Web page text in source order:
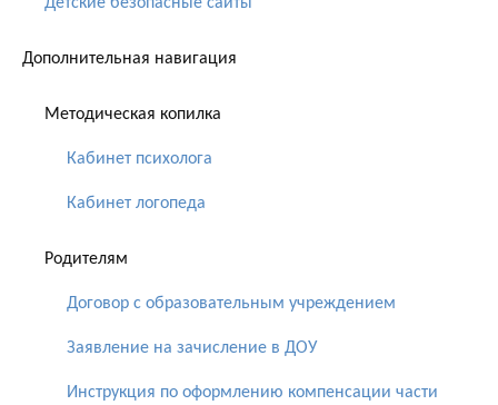
Дополнительная навигация
Методическая копилка
Кабинет психолога
Кабинет логопеда
Родителям
Договор с образовательным учреждением
Заявление на зачисление в ДОУ
Инструкция по оформлению компенсации части